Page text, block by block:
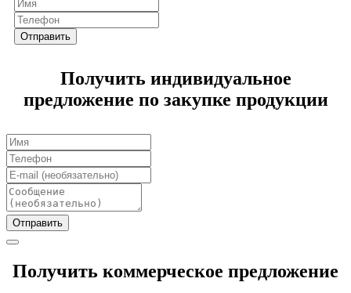
Отправить
Получить индивидуальное
предложение по закупке продукции
Отправить
Получить коммерческое предложение